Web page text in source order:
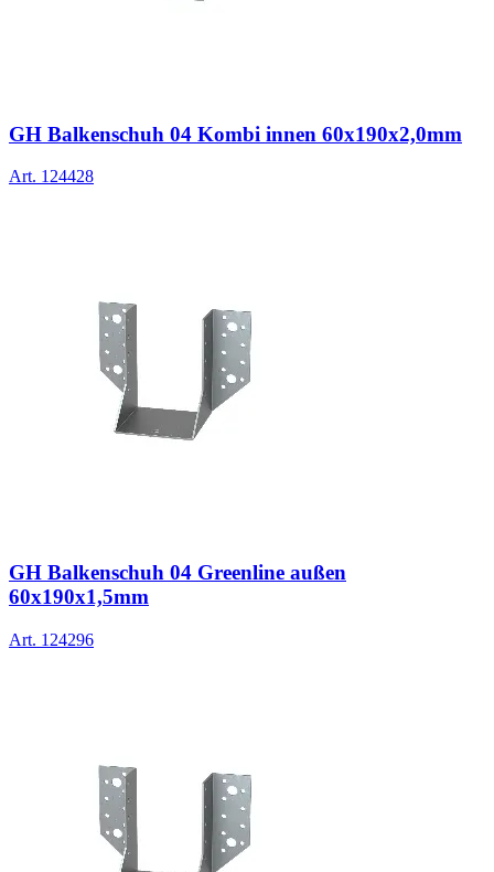
GH Balkenschuh 04 Kombi innen 60x190x2,0mm
Art. 124428
GH Balkenschuh 04 Greenline außen
60x190x1,5mm
Art. 124296